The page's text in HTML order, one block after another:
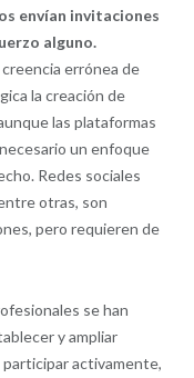
envían invitaciones
alguno.
errónea de
la creación de
las plataformas
un enfoque
Redes sociales
otras, son
pero requieren de
se han
y ampliar
activamente,